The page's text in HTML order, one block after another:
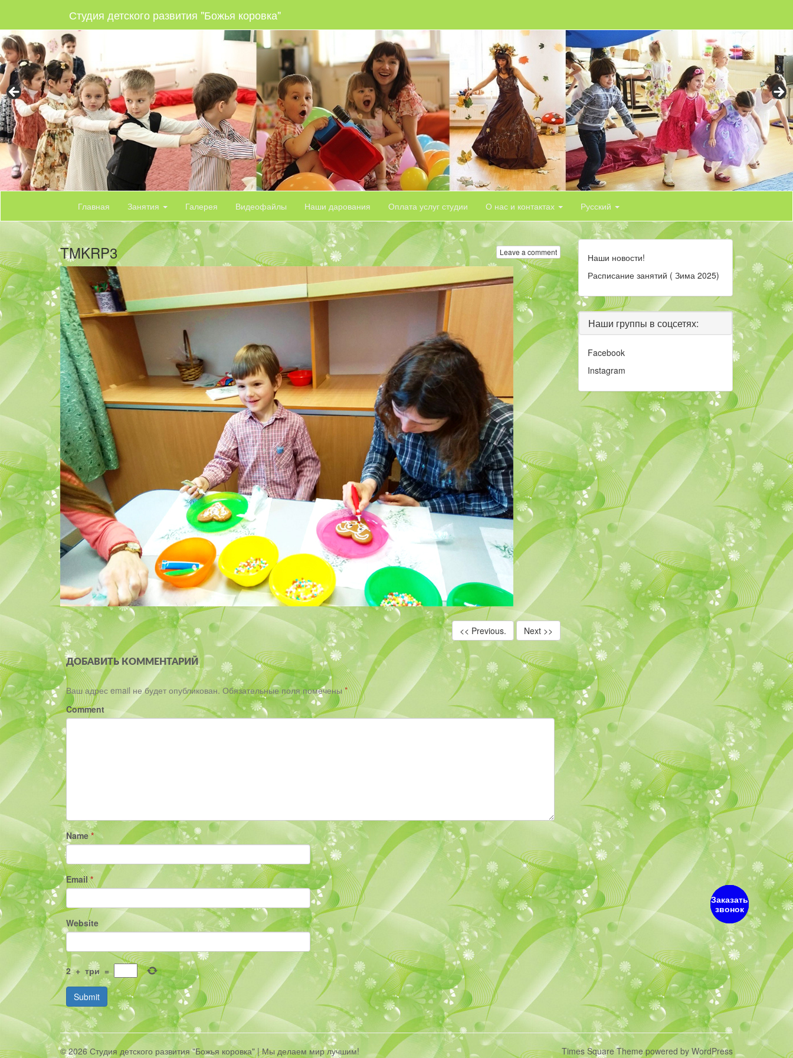
Студия детского развития "Божья коровка"
Главная Занятия Галерея Видеофайлы Наши дарования Оплата услуг студии О нас и контактах Русский
Leave a comment
TMKRP3
<< Previous. Next >>
ДОБАВИТЬ КОММЕНТАРИЙ
Ваш адрес email не будет опубликован. Обязательные поля помечены*
Comment
Name*
Email*
Website
2 + три =
Submit
Наши новости!
Расписание занятий ( Зима 2025)
Наши группы в соцсетях:
Facebook
Instagram
Times Square Themepowered by WordPress
© 2026 Студия детского развития "Божья коровка" | Мы делаем мир лучшим!
Заказать
звонок